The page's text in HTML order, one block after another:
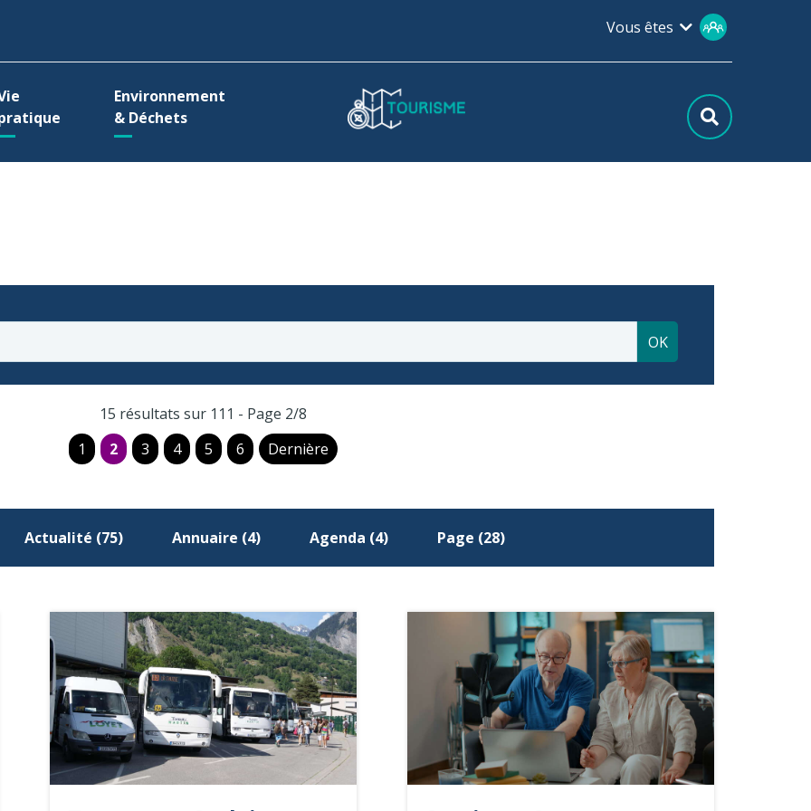
Vous êtes
Environnement
& Déchets
15 résultats sur 111 - Page 2/8
1
2 3 4 5 6 Dernière
Actualité (75) Annuaire (4) Agenda (4) Page (28)